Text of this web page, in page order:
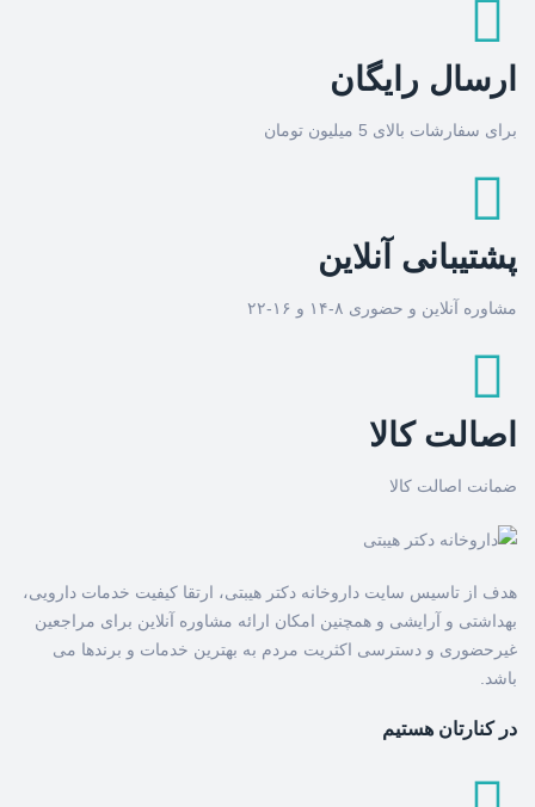
ارسال رایگان
برای سفارشات بالای 5 میلیون تومان
پشتیبانی آنلاین
مشاوره آنلاین و حضوری ۸-۱۴ و ۱۶-۲۲
اصالت کالا
ضمانت اصالت کالا
هدف از تاسیس سایت داروخانه دکتر هیبتی، ارتقا کیفیت خدمات دارویی،
بهداشتی و آرایشی و همچنین امکان ارائه مشاوره آنلاین برای مراجعین
غیرحضوری و دسترسی اکثریت مردم به بهترین خدمات و برندها می
باشد.
در کنارتان هستیم